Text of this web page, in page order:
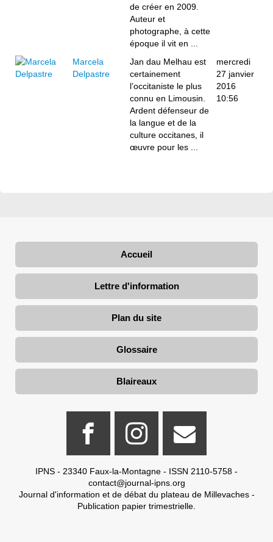
de créer en 2009.
Auteur et
photographe, à cette
époque il vit en ...
Marcela
Delpastre
Jan dau Melhau est
certainement
l’occitaniste le plus
connu en Limousin.
Ardent défenseur de
la langue et de la
culture occitanes, il
œuvre pour les ...
mercredi
27 janvier
2016
10:56
Accueil
Lettre d'information
Plan du site
Glossaire
Blaireaux
IPNS - 23340 Faux-la-Montagne - ISSN 2110-5758 -
contact@journal-ipns.org
Journal d'information et de débat du plateau de Millevaches -
Publication papier trimestrielle.